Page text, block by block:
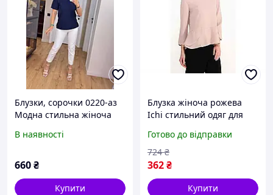
Блузки, сорочки 0220-аз
Модна стильна жіноча
крою
В наявності
660₴
Купити
Блузка жіноча рожева
Ichi стильний одяг для
модний топ для жінок
Готово до відправки
362₴
724 ₴
Купити